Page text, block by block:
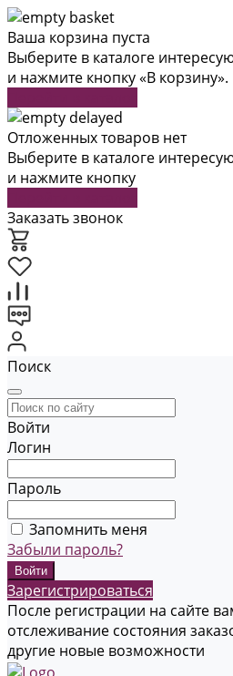
Ваша корзина пуста
Выберите в каталоге
и нажмите кнопку «В корзину».
Отложенных товаров нет
Выберите в каталоге
и нажмите кнопку
Заказать звонок
Поиск
Войти
Логин
Пароль
Запомнить меня
Забыли пароль?
Зарегистрироваться
После регистрации на сайте
отслеживание состояния
другие новые возможности